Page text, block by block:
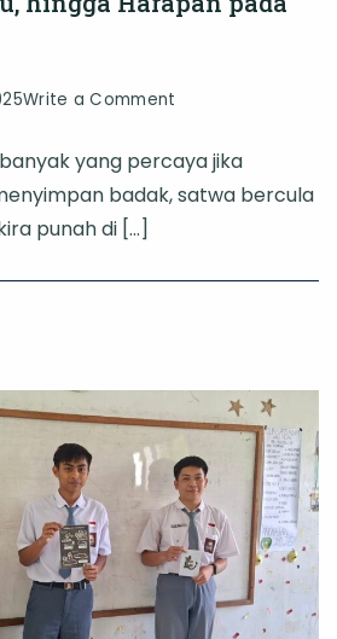
Write a Comment
Penyelamatan
Badak
Dari
hingga
Harapan
pada
Pari
banyak yang percaya jika
badak, satwa bercula
punah di […]